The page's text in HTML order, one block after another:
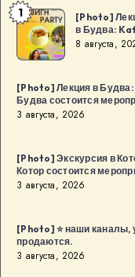
[Photo]
Лекция
и
рождения
дизайн-
в
Будва:
Kaffa
августа
в
1
[Photo]
в Будва:
8 августа,
[Photo] Лекция в
Будва состоится
3 августа, 2026
[Photo] Экскурсия в
Котор состоится
3 августа, 2026
[Photo] ⭐️ наши каналы,
продаются.
3 августа, 2026